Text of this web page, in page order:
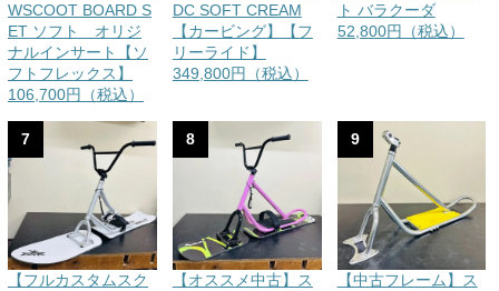
WSCOOT BOARD S
ET ソフト オリジ
ナルインサート【ソ
フトフレックス】
106,700円（税込）
DC SOFT CREAM
【カービング】【フ
リーライド】
349,800円（税込）
ト バラクーダ
52,800円（税込）
7
【フルカスタムスク
8
【オススメ中古】ス
9
【中古フレーム】ス